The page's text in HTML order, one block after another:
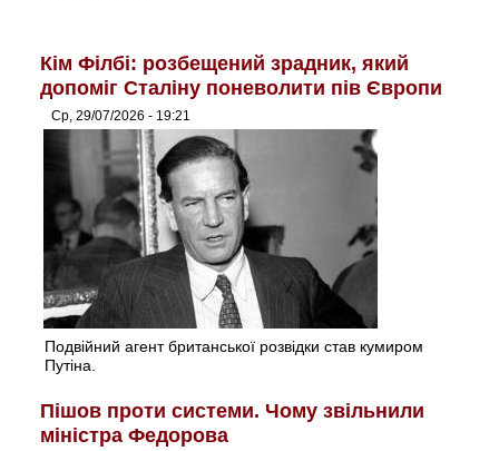
Кім Філбі: розбещений зрадник, який
допоміг Сталіну поневолити пів Європи
Ср, 29/07/2026 - 19:21
Подвійний агент британської розвідки став кумиром
Путіна.
Пішов проти системи. Чому звільнили
міністра Федорова